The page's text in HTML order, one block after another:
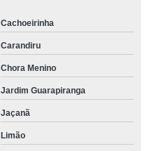
Cachoeirinha
Carandiru
Chora Menino
Jardim Guarapiranga
Jaçanã
Limão